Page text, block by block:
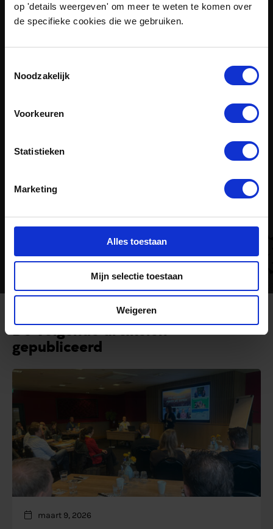
op 'details weergeven' om meer te weten te komen over
de specifieke cookies die we gebruiken.
Noodzakelijk
Voorkeuren
Statistieken
Marketing
Alles toestaan
Mijn selectie toestaan
Weigeren
Onderzoek
Integratie van de Power-to-Gas technologie in het
De volgende artikelen
gepubliceerd
maart 9, 2026